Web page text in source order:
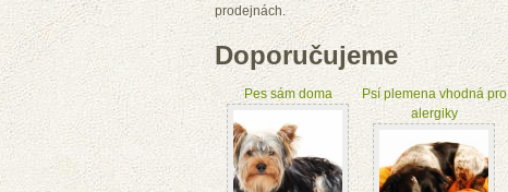
prodejnách.
Doporučujeme
Pes sám doma
Psí plemena vhodná pro
alergiky